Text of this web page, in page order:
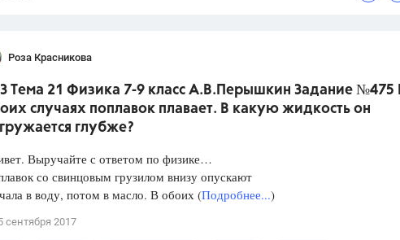
Роза Красникова
Тема 21 Физика 7-9 класс А.В.Перышкин Задание №475
случаях поплавок плавает. В какую жидкость он
глубже?
Выручайте с ответом по физике…
со свинцовым грузилом внизу опускают
в воду, потом в масло. В обоих (Подробнее...)
сентября 2017